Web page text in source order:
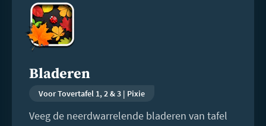
Bladeren
Voor Tovertafel 1, 2 & 3 | Pixie
Veeg de neerdwarrelende bladeren van tafel
meer